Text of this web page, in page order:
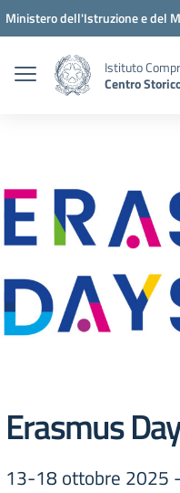
Vai ai contenuti
Vai al menu di navigazione
Vai al footer
Ministero dell'Istruzione e del
Istituto
Centro
Erasmus
13-18 ottobre 2025